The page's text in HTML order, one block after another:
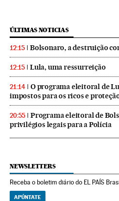
ÚLTIMAS NOTICIAS
12:15 Bolsonaro, a destruição
12:15 Lula, uma ressurreição
21:14
O programa eleitoral de
impostos para os ricos e
20:55
Programa eleitoral de
privilégios legais para a Polícia
NEWSLETTERS
Receba o boletim diário do EL PAÍS
APÚNTATE